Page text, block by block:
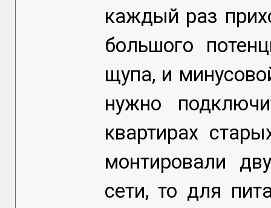
каждый раз
большого
щупа, и
нужно
квартирах
монтировали
сети, то для